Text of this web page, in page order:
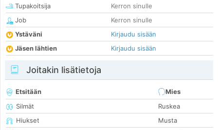
Tupakoitsija
Kerron sinulle
Job
Kerron sinulle
Ystäväni
Kirjaudu sisään
Jäsen lähtien
Kirjaudu sisään
Joitakin lisätietoja
Etsitään
Mies
Silmät
Ruskea
Hiukset
Musta